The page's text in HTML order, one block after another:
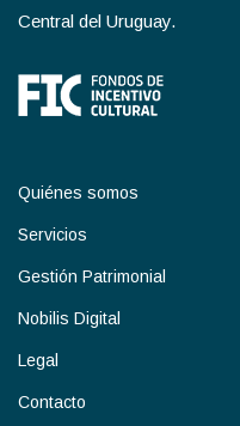
Central del Uruguay.
Quiénes somos
Servicios
Gestión Patrimonial
Nobilis Digital
Legal
Contacto